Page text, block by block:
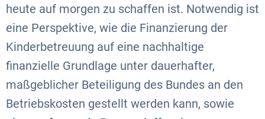
heute auf morgen zu schaffen ist. Notwendig ist
eine Perspektive, wie die Finanzierung der
Kinderbetreuung auf eine nachhaltige
finanzielle Grundlage unter dauerhafter,
maßgeblicher Beteiligung des Bundes an den
Betriebskosten gestellt werden kann, sowie